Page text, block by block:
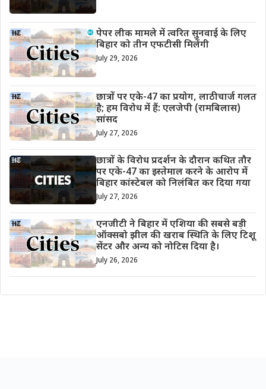
पेपर लीक मामले में त्वरित सुनवाई के लिए
बिहार को तीन एफटीसी मिलेंगी
July 29, 2026
छात्रों पर एके-47 का प्रयोग, लाठीचार्ज गलत
है; हम विरोध में हैं: एलजेपी (रामबिलास)
सांसद
July 27, 2026
छात्रों के विरोध प्रदर्शन के दौरान कथित तौर
पर एके-47 का इस्तेमाल करने के आरोप में
बिहार कांस्टेबल को निलंबित कर दिया गया
July 27, 2026
एनजीटी ने बिहार में एशिया की सबसे बड़ी
ऑक्सबो झील की खराब स्थिति के लिए टिशू
सेंटर और अन्य को नोटिस दिया है।
July 26, 2026